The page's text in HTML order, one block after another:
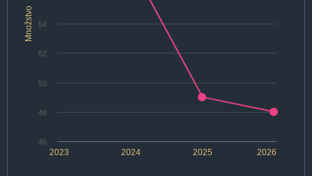
Množstvo
2024 2026
2023 2025
46
48
50
52
54